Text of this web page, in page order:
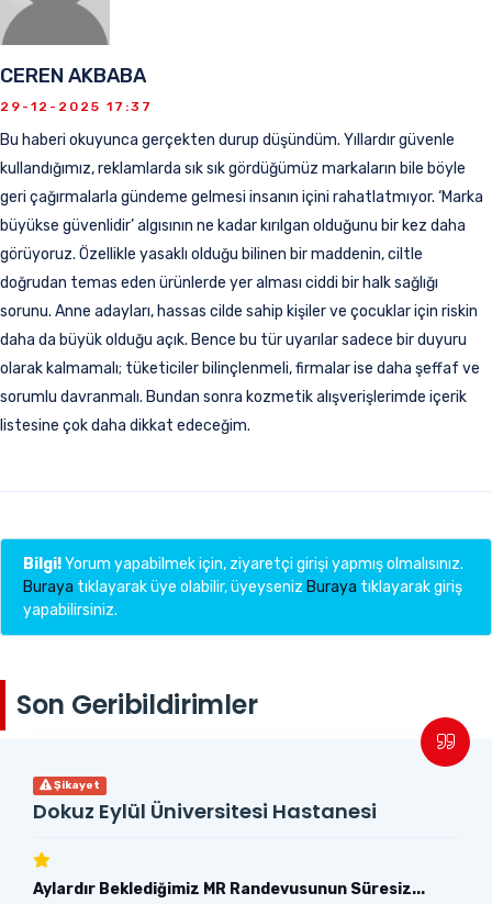
CEREN AKBABA
29-12-2025 17:37
Bu haberi okuyunca gerçekten durup düşündüm. Yıllardır güvenle
kullandığımız, reklamlarda sık sık gördüğümüz markaların bile böyle
geri çağırmalarla gündeme gelmesi insanın içini rahatlatmıyor. ‘Marka
büyükse güvenlidir’ algısının ne kadar kırılgan olduğunu bir kez daha
görüyoruz. Özellikle yasaklı olduğu bilinen bir maddenin, ciltle
doğrudan temas eden ürünlerde yer alması ciddi bir halk sağlığı
sorunu. Anne adayları, hassas cilde sahip kişiler ve çocuklar için riskin
daha da büyük olduğu açık. Bence bu tür uyarılar sadece bir duyuru
olarak kalmamalı; tüketiciler bilinçlenmeli, firmalar ise daha şeffaf ve
sorumlu davranmalı. Bundan sonra kozmetik alışverişlerimde içerik
listesine çok daha dikkat edeceğim.
Bilgi!Yorum yapabilmek için, ziyaretçi girişi yapmış olmalısınız.
Buraya tıklayarak üye olabilir, üyeyseniz Buraya tıklayarak giriş
yapabilirsiniz.
Son Geribildirimler
Şikayet
Dokuz Eylül Üniversitesi Hastanesi
Aylardır Beklediğimiz MR Randevusunun Süresiz...